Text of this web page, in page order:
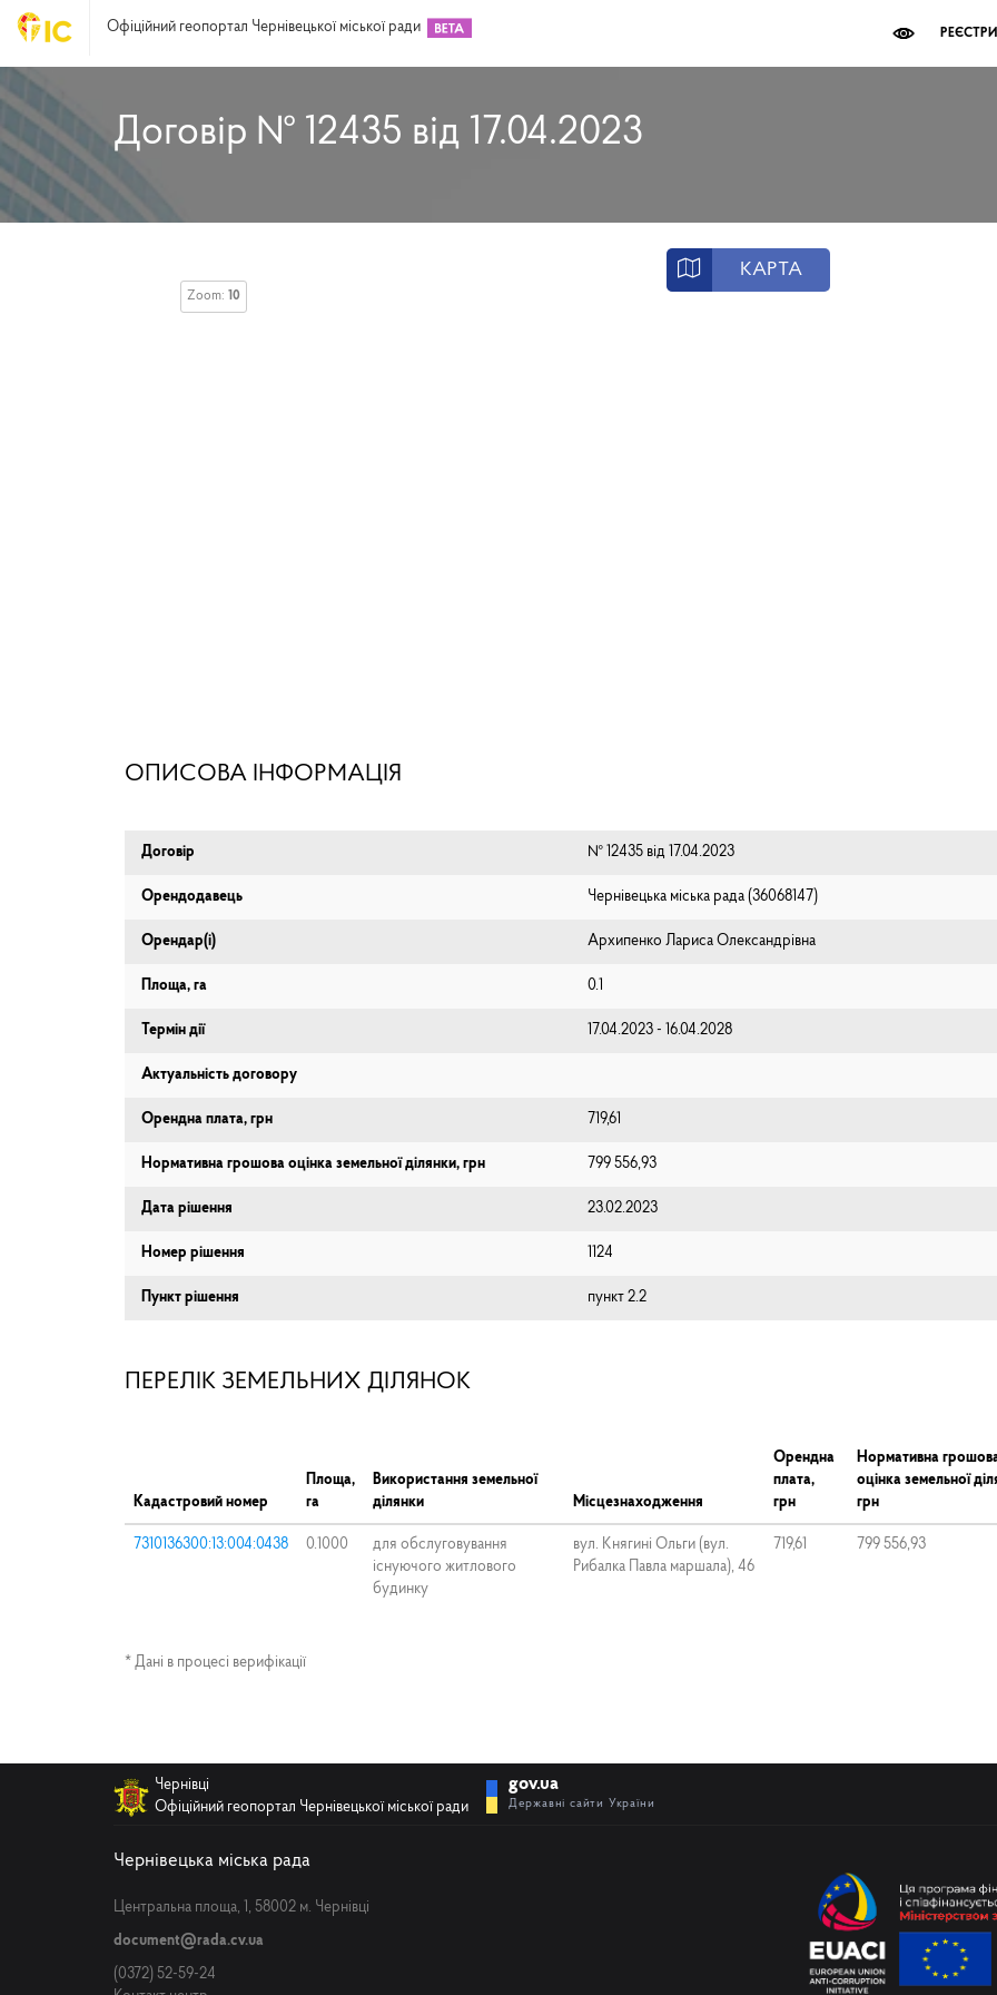
Офіційний геопортал Чернівецької міської ради РЕЄСТРИ
Договір № 12435 від 17.04.2023
КАРТА
Zoom: 10
ОПИСОВА ІНФОРМАЦІЯ
Договір № 12435 від 17.04.2023
Орендодавець Чернівецька міська рада (⁨36068147⁩)
Орендар(і) Архипенко Лариса Олександрівна
Площа, га 0.1
Термін дії 17.04.2023 - 16.04.2028
Актуальність договору
Орендна плата, грн 719,61
Нормативна грошова оцінка земельної ділянки, грн 799 556,93
Дата рішення 23.02.2023
Номер рішення 1124
Пункт рішення пункт 2.2
ПЕРЕЛІК ЗЕМЕЛЬНИХ ДІЛЯНОК
Кадастровий номер
Площа,
га
Використання земельної
ділянки
Місцезнаходження
Орендна
плата,
грн
Нормативна
оцінка земельної
грн
7310136300:13:004:0438 0.1000
для обслуговування
існуючого житлового
будинку
вул. Княгині Ольги (вул.
Рибалка Павла маршала), 46
719,61 799 556,93
* Дані в процесі верифікації
Чернівці
Офіційний геопортал Чернівецької міської ради
gov.ua
Державні сайти України
Чернівецька міська рада
Центральна площа, 1, 58002 м. Чернівці
document@rada.cv.ua
(0372) 52-59-24